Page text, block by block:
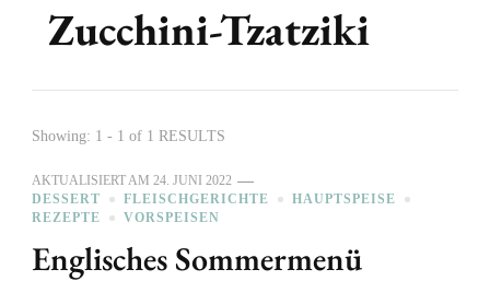
Zucchini-Tzatziki
Showing: 1 - 1 of 1 RESULTS
AKTUALISIERT AM 24. JUNI 2022
DESSERT
FLEISCHGERICHTE
HAUPTSPEISE
REZEPTE
VORSPEISEN
Englisches Sommermenü